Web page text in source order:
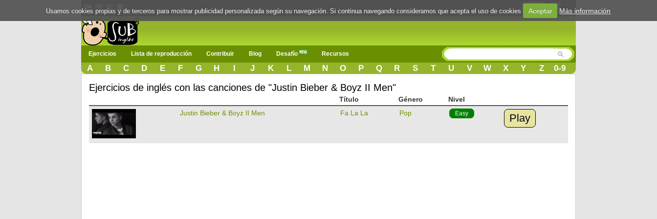
Login
Ejercicios Lista de reproducción Contribuir Blog Desafío Recursos
A B C D E F G H I J K L M N O P Q R S T U V W X Y Z 0-9
Ejercicios de inglés con las canciones de "Justin Bieber & Boyz II Men"
Título Género
Nivel
Justin Bieber & Boyz II Men
Fa La La Pop Easy Play
Usamos cookies propias y de terceros para mostrar publicidad personalizada según su navegación. Si continua navegando consideramos que acepta el uso de cookies Aceptar Más información